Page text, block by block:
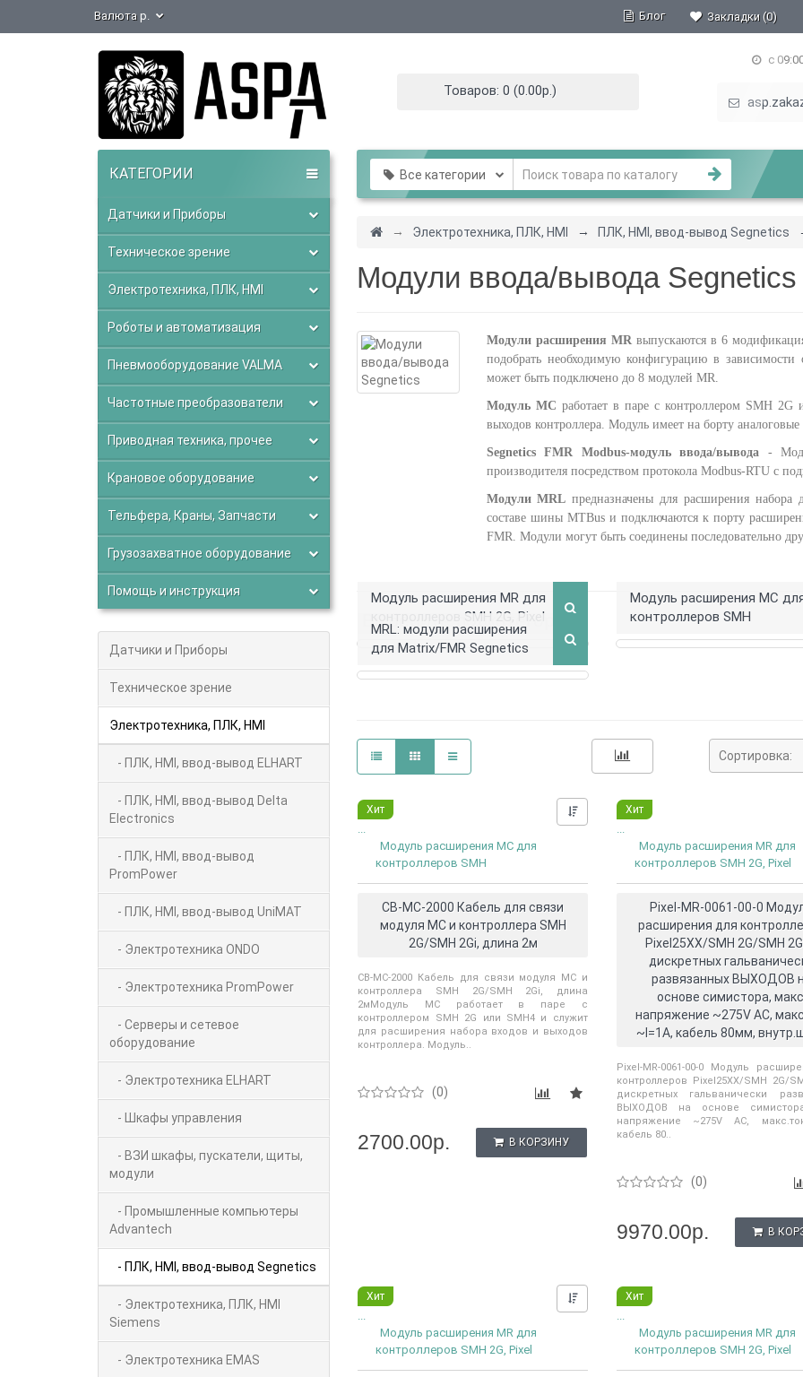
Блог Закладки (0)
Валюта р.
с
Товаров: 0 (0.00р.)
КАТЕГОРИИ
Датчики и Приборы
Техническое зрение
Электротехника, ПЛК, HMI
Роботы и автоматизация
Пневмооборудование VALMA
Частотные преобразователи
Приводная техника, прочее
Крановое оборудование
Тельфера, Краны, Запчасти
Грузозахватное оборудование
Помощь и инструкция
Все категории
Датчики и Приборы
Техническое зрение
Электротехника, ПЛК, HMI
- ПЛК, HMI, ввод-вывод ELHART
- ПЛК, HMI, ввод-вывод Delta
Electronics
- ПЛК, HMI, ввод-вывод
PromPower
- ПЛК, HMI, ввод-вывод UniMAT
- Электротехника ONDO
- Электротехника PromPower
- Серверы и сетевое
оборудование
- Электротехника ELHART
- Шкафы управления
- ВЗИ шкафы, пускатели, щиты,
модули
- Промышленные компьютеры
Advantech
- ПЛК, HMI, ввод-вывод Segnetics
- Электротехника, ПЛК, HMI
Siemens
- Электротехника EMAS
Электротехника, ПЛК, HMI ПЛК, HMI, ввод-вывод Segnetics
Модули ввода/вывода Segnetics
Модули расширения MRвыпускаются в 6
подобрать необходимую конфигурацию в
может быть подключено до 8 модулей MR.
Модуль MC работает в паре с контроллером SMH
выходов контроллера. Модуль имеет на борту
Segnetics FMR Modbus-модуль ввода/вывода -
производителя посредством протокола Modbus-RTU с
Модули MRL предназначены для расширения
составе шины MTBus и подключаются к порту
FMR. Модули могут быть соединены последовательно
Выберите подкатегорию
Модуль расширения MR для
контроллеров SMH 2G, Pixel
Модуль расширения MC
контроллеров SMH
MRL: модули расширения
для Matrix/FMR Segnetics
Сортировка:
Хит Нашли дешевле?
...
Модуль расширения MC для
контроллеров SMH
CB-MC-2000 Кабель для связи
модуля МС и контроллера SMH
2G/SMH 2Gi, длина 2м
CB-MC-2000 Кабель для связи модуля МС и
контроллера SMH 2G/SMH 2Gi, длина
2мМодуль MC работает в паре с
контроллером SMH 2G или SMH4 и служит
для расширения набора входов и выходов
контроллера. Модуль..
(0)
2700.00р. В КОРЗИНУ
Хит
...
Модуль расширения MR для
контроллеров SMH 2G, Pixel
Pixel-MR-0061-00-0
расширения для
Pixel25XX/SMH 2G/SMH
дискретных
развязанных ВЫХОДОВ
основе симистора, макс.
напряжение ~275V AC,
~I=1A, кабель 80мм,
Pixel-MR-0061-00-0 Модуль
контроллеров Pixel25XX/SMH 2G/
дискретных гальванически
ВЫХОДОВ на основе
напряжение ~275V AC,
кабель 80..
(0)
9970.00р. В
Хит Нашли дешевле?
...
Модуль расширения MR для
контроллеров SMH 2G, Pixel
Хит
...
Модуль расширения MR для
контроллеров SMH 2G, Pixel